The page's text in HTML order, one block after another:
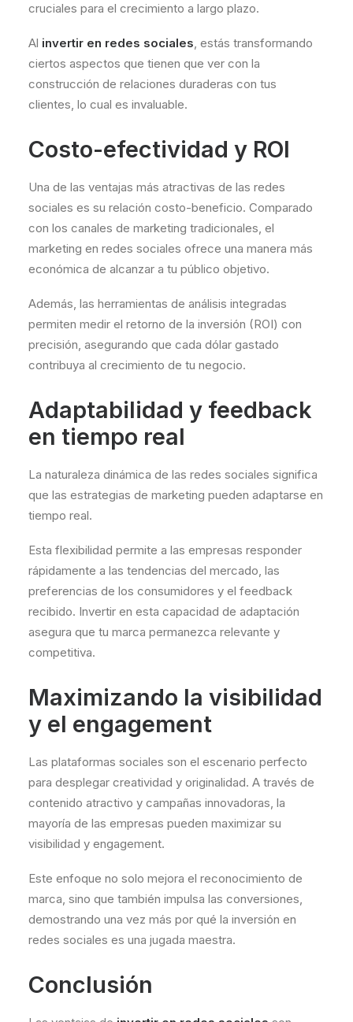
cruciales para el crecimiento a largo plazo.
Al invertir en redes sociales, estás transformando
ciertos aspectos que tienen que ver con la
construcción de relaciones duraderas con tus
clientes, lo cual es invaluable.
Costo-efectividad y ROI
Una de las ventajas más atractivas de las redes
sociales es su relación costo-beneficio. Comparado
con los canales de marketing tradicionales, el
marketing en redes sociales ofrece una manera más
económica de alcanzar a tu público objetivo.
Además, las herramientas de análisis integradas
permiten medir el retorno de la inversión (ROI) con
precisión, asegurando que cada dólar gastado
contribuya al crecimiento de tu negocio.
Adaptabilidad y feedback
en tiempo real
La naturaleza dinámica de las redes sociales significa
que las estrategias de marketing pueden adaptarse en
tiempo real.
Esta flexibilidad permite a las empresas responder
rápidamente a las tendencias del mercado, las
preferencias de los consumidores y el feedback
recibido. Invertir en esta capacidad de adaptación
asegura que tu marca permanezca relevante y
competitiva.
Maximizando la visibilidad
y el engagement
Las plataformas sociales son el escenario perfecto
para desplegar creatividad y originalidad. A través de
contenido atractivo y campañas innovadoras, la
mayoría de las empresas pueden maximizar su
visibilidad y engagement.
Este enfoque no solo mejora el reconocimiento de
marca, sino que también impulsa las conversiones,
demostrando una vez más por qué la inversión en
redes sociales es una jugada maestra.
Conclusión